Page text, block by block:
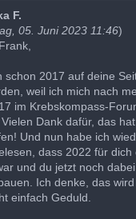
F.
05. Juni 2023 11:46)
schon 2017 auf deine
weil ich mich nach
im Krebskompass-
Dank dafür, das
Und nun habe ich
dass 2022 für dich
und du jetzt noch
Ich denke, das
einfach Geduld.